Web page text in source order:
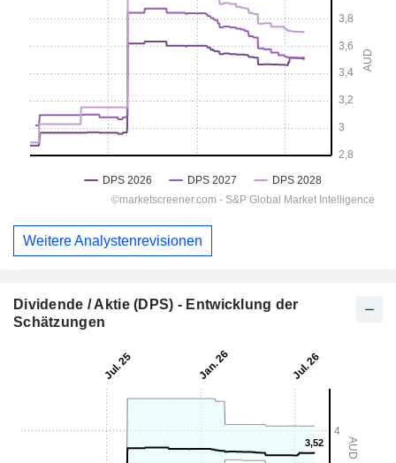
Weitere Analystenrevisionen
Dividende / Aktie (DPS) - Entwicklung der
Schätzungen